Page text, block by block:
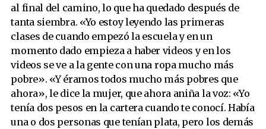
al final del camino, lo que ha quedado después de
tanta siembra. «Yo estoy leyendo las primeras
clases de cuando empezó la escuela y en un
momento dado empieza a haber videos y en los
videos se ve a la gente con una ropa mucho más
pobre». «Y éramos todos mucho más pobres que
ahora», le dice la mujer, que ahora aniña la voz: «Yo
tenía dos pesos en la cartera cuando te conocí. Había
una o dos personas que tenían plata, pero los demás